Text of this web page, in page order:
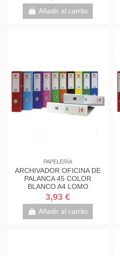
Añadir al carrito
PAPELERÍA
ARCHIVADOR OFICINA DE
PALANCA 45 COLOR
BLANCO A4 LOMO
ESTRECHO 290X320X55
GRAFOPLAS...
3,93 €
Añadir al carrito